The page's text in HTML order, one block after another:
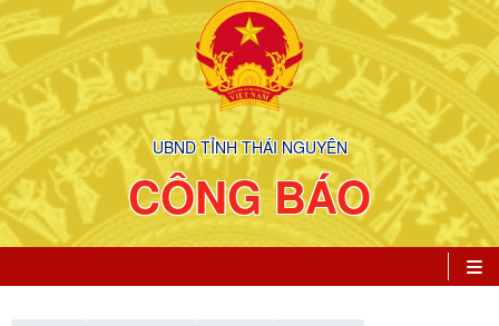
UBND TỈNH THÁI NGUYÊN
CÔNG BÁO